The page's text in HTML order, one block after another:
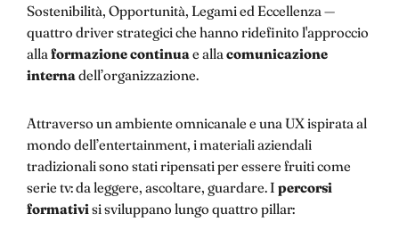
Sostenibilità, Opportunità, Legami ed Eccellenza —
quattro driver strategici che hanno ridefinito l'approccio
allaformazione continuae allacomunicazione
internadell’organizzazione.
Attraverso un ambiente omnicanale e una UX ispirata al
mondo dell’entertainment, i materiali aziendali
tradizionali sono stati ripensati per essere fruiti come
serie tv: da leggere, ascoltare, guardare. I percorsi
formativisi sviluppano lungo quattro pillar: